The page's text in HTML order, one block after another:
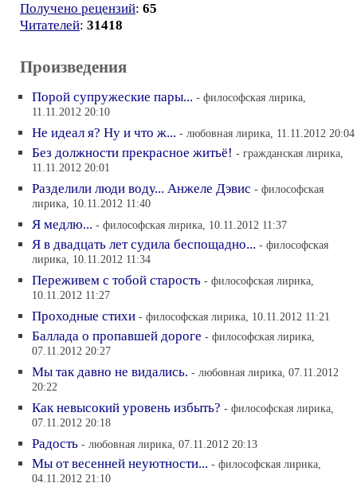
Получено рецензий: 65
Читателей: 31418
Произведения
Порой супружеские пары... - философская лирика,
11.11.2012 20:10
Не идеал я? Ну и что ж... - любовная лирика, 11.11.2012 20:04
Без должности прекрасное житьё! - гражданская лирика,
11.11.2012 20:01
Разделили люди воду... Анжеле Дэвис - философская
лирика, 10.11.2012 11:40
Я медлю... - философская лирика, 10.11.2012 11:37
Я в двадцать лет судила беспощадно... - философская
лирика, 10.11.2012 11:34
Переживем с тобой старость - философская лирика,
10.11.2012 11:27
Проходные стихи - философская лирика, 10.11.2012 11:21
Баллада о пропавшей дороге - философская лирика,
07.11.2012 20:27
Мы так давно не видались. - любовная лирика, 07.11.2012
20:22
Как невысокий уровень избыть? - философская лирика,
07.11.2012 20:18
Радость - любовная лирика, 07.11.2012 20:13
Мы от весенней неуютности... - философская лирика,
04.11.2012 21:10